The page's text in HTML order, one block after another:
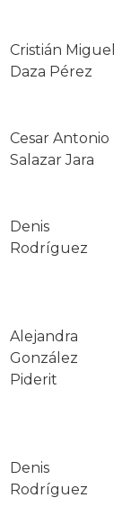
Cristián Miguel
Daza Pérez
Cesar Antonio
Salazar Jara
Denis
Rodríguez
Alejandra
González
Piderit
Denis
Rodríguez